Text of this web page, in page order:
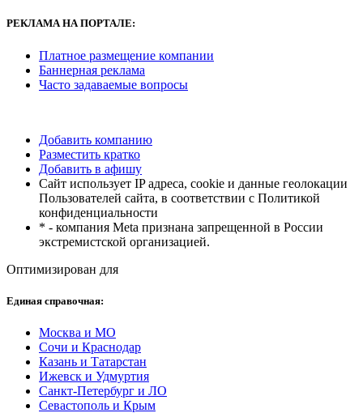
РЕКЛАМАНА ПОРТАЛЕ:
Платное размещение компании
Баннерная реклама
Часто задаваемые вопросы
Добавить компанию
Разместить кратко
Добавить в афишу
Сайт использует IP адреса, cookie и данные геолокации
Пользователей сайта, в соответствии с Политикой
конфиденциальности
* - компания Meta признана запрещенной в России
экстремистской организацией.
Оптимизирован для
Единая справочная:
Москва и МО
Сочи и Краснодар
Казань и Татарстан
Ижевск и Удмуртия
Санкт-Петербург и ЛО
Севастополь и Крым